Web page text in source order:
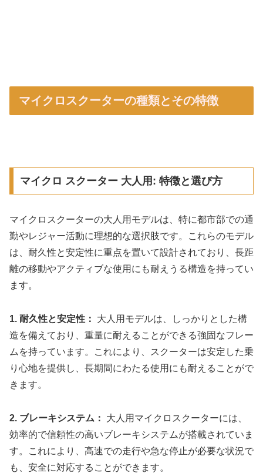
マイクロスクーターの種類とその特徴
マイクロ スクーター 大人用: 特徴と選び方
マイクロスクーターの大人用モデルは、特に都市部での通
勤やレジャー活動に理想的な選択肢です。これらのモデル
は、耐久性と安定性に重点を置いて設計されており、長距
離の移動やアクティブな使用にも耐えうる構造を持ってい
ます。
1. 耐久性と安定性：
大人用モデルは、しっかりとした構
造を備えており、重量に耐えることができる強固なフレー
ムを持っています。これにより、スクーターは安定した乗
り心地を提供し、長期間にわたる使用にも耐えることがで
きます。
2. ブレーキシステム：
大人用マイクロスクーターには、
効率的で信頼性の高いブレーキシステムが搭載されていま
す。これにより、高速での走行や急な停止が必要な状況で
も、安全に対応することができます。